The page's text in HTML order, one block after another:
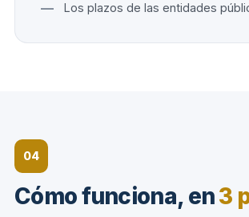
Los plazos de las entidades
04
Cómo funciona, en3